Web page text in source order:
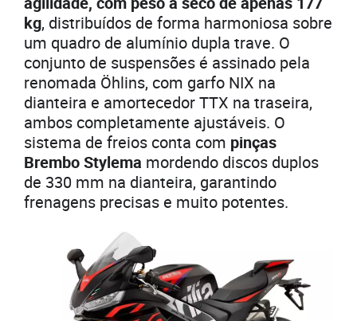
kg, distribuídos de forma harmoniosa sobre
um quadro de alumínio dupla trave. O
conjunto de suspensões é assinado pela
renomada Öhlins, com garfo NIX na
dianteira e amortecedor TTX na traseira,
ambos completamente ajustáveis. O
sistema de freios conta com pinças
Brembo Stylema mordendo discos duplos
de 330 mm na dianteira, garantindo
frenagens precisas e muito potentes.